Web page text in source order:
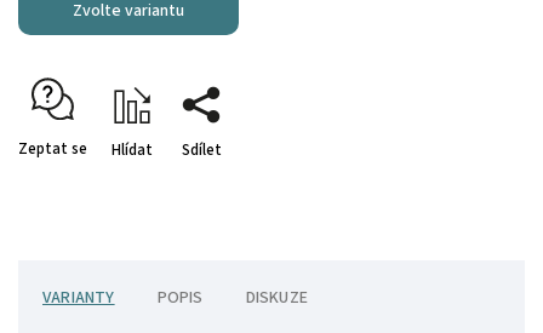
Zvolte variantu
Zeptat se Hlídat Sdílet
VARIANTY POPIS DISKUZE